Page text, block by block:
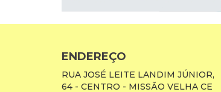
ENDEREÇO
RUA JOSÉ LEITE LANDIM JÚNIOR,
64 - CENTRO - MISSÃO VELHA CE